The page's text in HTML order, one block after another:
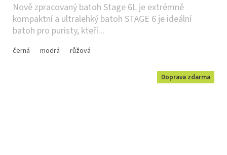
Nově zpracovaný batoh Stage 6L je extrémně
kompaktní a ultralehký batoh STAGE 6 je ideální
batoh pro puristy, kteří...
černá modrá růžová
Doprava zdarma